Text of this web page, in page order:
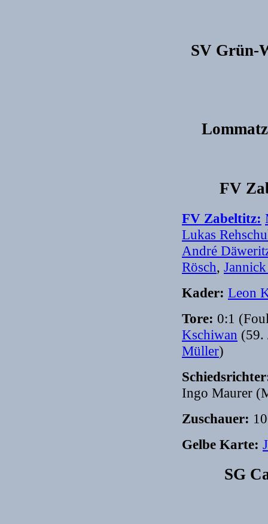
SV Grün-
FV
FV Zabeltitz:
Lukas
André
Rösch,
Kader: Leon
Tore: 0:1
Kschiwan
Müller)
Ingo Maurer
Zuschauer:
Gelbe Karte:
SG